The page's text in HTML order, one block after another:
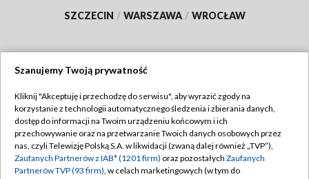
SZCZECIN / WARSZAWA / WROCŁAW
TVP
Abonament TVP
Emisja w TVP
Regulamin TVP
Polityka prywatności
Szanujemy Twoją prywatność
Kliknij "Akceptuję i przechodzę do serwisu", aby wyrazić zgody na
korzystanie z technologii automatycznego śledzenia i zbierania danych,
dostęp do informacji na Twoim urządzeniu końcowym i ich
przechowywanie oraz na przetwarzanie Twoich danych osobowych przez
nas, czyli Telewizję Polską S.A. w likwidacji (zwaną dalej również „TVP”),
Zaufanych Partnerów z IAB* (1201 firm) oraz pozostałych Zaufanych
Partnerów TVP (93 firm), w celach marketingowych (w tym do